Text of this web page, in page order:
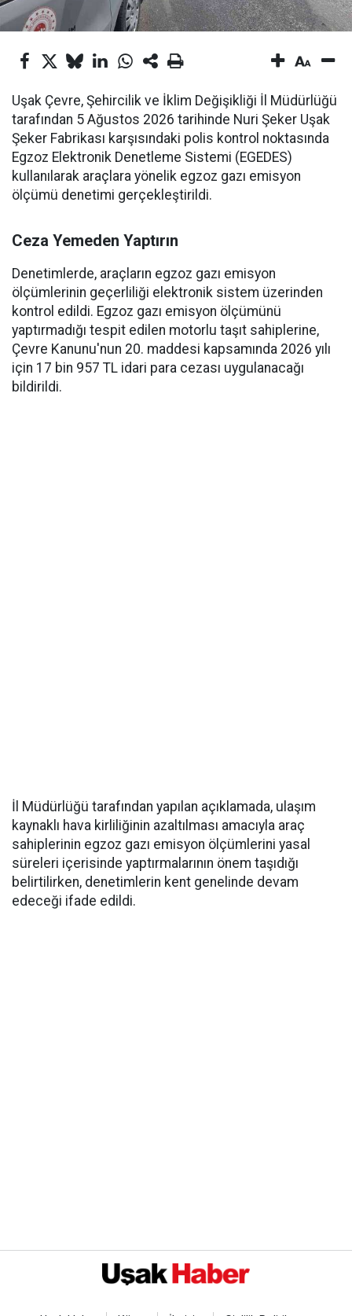
Uşak Çevre, Şehircilik ve İklim Değişikliği İl Müdürlüğü
tarafından 5 Ağustos 2026 tarihinde Nuri Şeker Uşak
Şeker Fabrikası karşısındaki polis kontrol noktasında
Egzoz Elektronik Denetleme Sistemi (EGEDES)
kullanılarak araçlara yönelik egzoz gazı emisyon
ölçümü denetimi gerçekleştirildi.
Ceza Yemeden Yaptırın
Denetimlerde, araçların egzoz gazı emisyon
ölçümlerinin geçerliliği elektronik sistem üzerinden
kontrol edildi. Egzoz gazı emisyon ölçümünü
yaptırmadığı tespit edilen motorlu taşıt sahiplerine,
Çevre Kanunu'nun 20. maddesi kapsamında 2026 yılı
için 17 bin 957 TL idari para cezası uygulanacağı
bildirildi.
İl Müdürlüğü tarafından yapılan açıklamada, ulaşım
kaynaklı hava kirliliğinin azaltılması amacıyla araç
sahiplerinin egzoz gazı emisyon ölçümlerini yasal
süreleri içerisinde yaptırmalarının önem taşıdığı
belirtilirken, denetimlerin kent genelinde devam
edeceği ifade edildi.